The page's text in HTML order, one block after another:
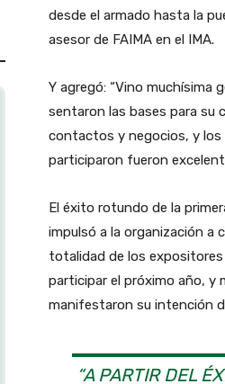
desde el armado hasta la
asesor de FAIMA en el IMA.
Y agregó: “Vino muchísima
sentaron las bases para su
contactos y negocios, y los
participaron fueron
El éxito rotundo de la
impulsó a la organización a
totalidad de los
participar el próximo año, y
manifestaron su intención
“A PARTIR DEL